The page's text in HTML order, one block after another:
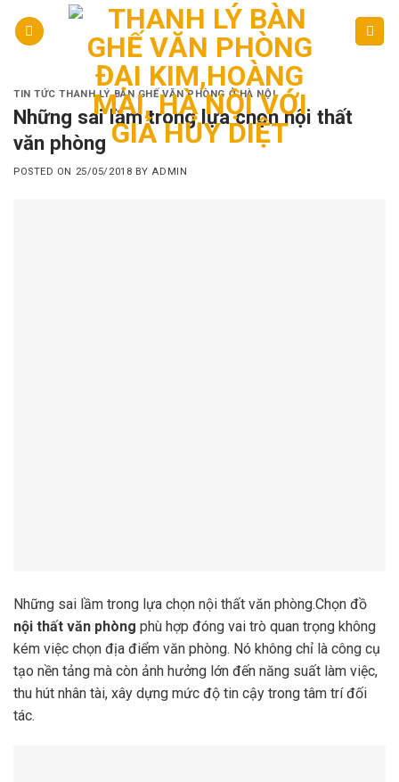
TIN TỨC THANH LÝ BÀN GHẾ VĂN PHÒNG Ở HÀ NỘI
Những sai lầm trong lựa chọn nội thất
văn phòng
POSTED ON 25/05/2018 BYADMIN
Những sai lầm trong lựa chọn nội thất văn phòng.Chọn đồ
nội thất văn phòng phù hợp đóng vai trò quan trọng không
kém việc chọn địa điểm văn phòng. Nó không chỉ là công cụ
tạo nền tảng mà còn ảnh hưởng lớn đến năng suất làm việc,
thu hút nhân tài, xây dựng mức độ tin cậy trong tâm trí đối
tác.